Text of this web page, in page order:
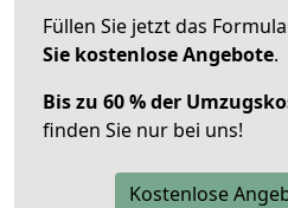
Füllen Sie jetzt das
Sie kostenlose Angebote.
Bis zu 60 % der
finden Sie nur bei uns!
Kostenlose